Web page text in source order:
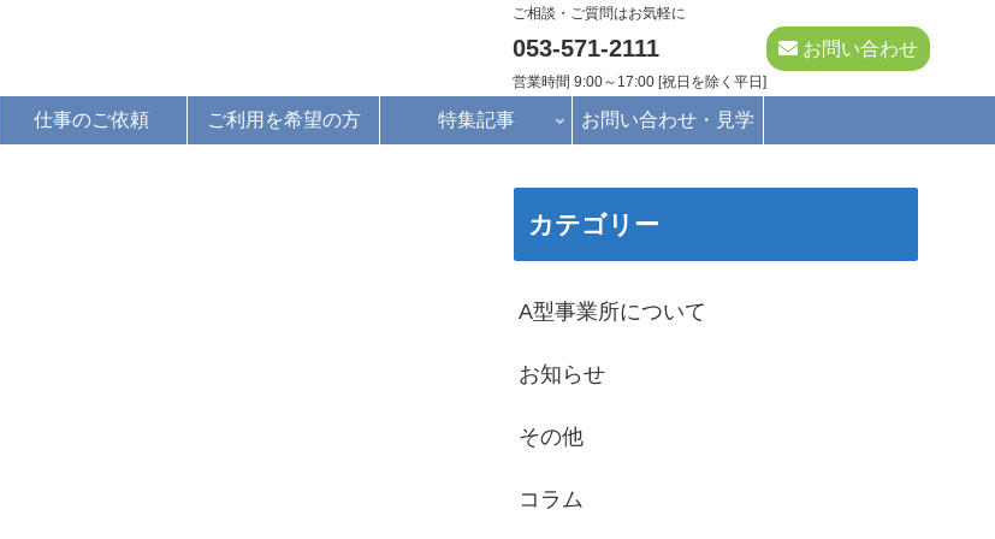
ご相談・ご質問はお気軽に
053-571-2111
営業時間 9:00～17:00 [祝日を除く平日]
お問い合わせ
仕事のご依頼 ご利用を希望の方 特集記事 お問い合わせ・見学
カテゴリー
A型事業所について
お知らせ
その他
コラム